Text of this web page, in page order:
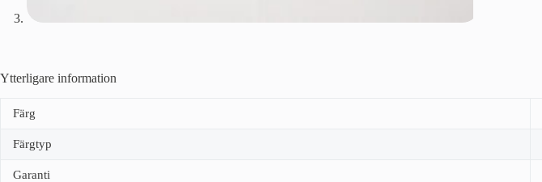
Ytterligare information
Färg
Färgtyp
Garanti